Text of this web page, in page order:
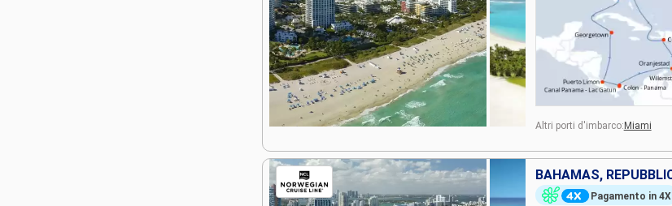
Altri porti d'imbarco:Miami
Pagamento in 4X